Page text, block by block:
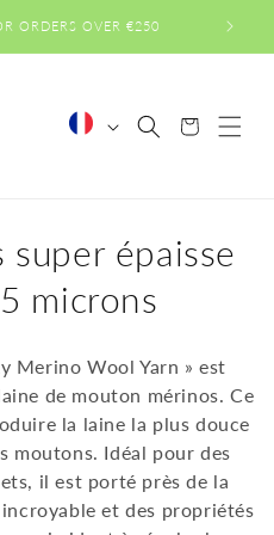
ORDERS OVER €250
u
e
Panier
super épaisse
microns
Merino Wool Yarn » est
de mouton mérinos. Ce
la laine la plus douce
moutons. Idéal pour des
il est porté près de la
et des propriétés